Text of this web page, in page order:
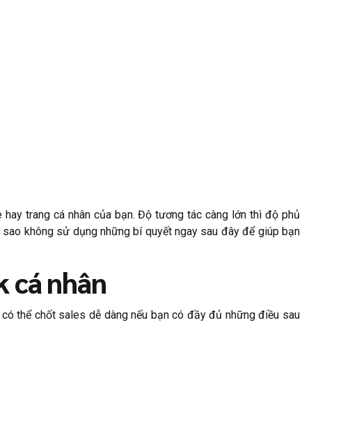
trang cá nhân của bạn. Độ tương tác càng lớn thì độ phủ
không sử dụng những bí quyết ngay sau đây để giúp bạn
cá nhân
thể chốt sales dễ dàng nếu bạn có đầy đủ những điều sau